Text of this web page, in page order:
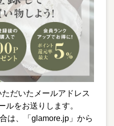
だいたメールアドレス
ルをお送りします。
は、「glamore.jp」から